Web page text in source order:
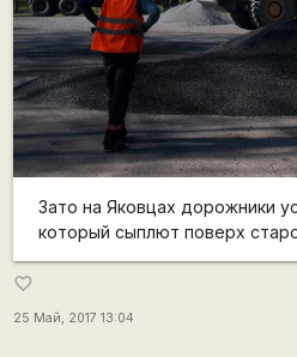
Зато на Яковцах дорожники
который сыплют поверх
favorite_border
25 Май, 2017 13:04